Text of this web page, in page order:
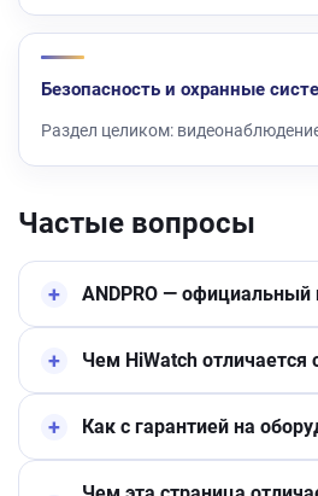
Безопасность и охранные
Раздел целиком:
Частые вопросы
ANDPRO — официальный
Чем HiWatch отличается
Как с гарантией на